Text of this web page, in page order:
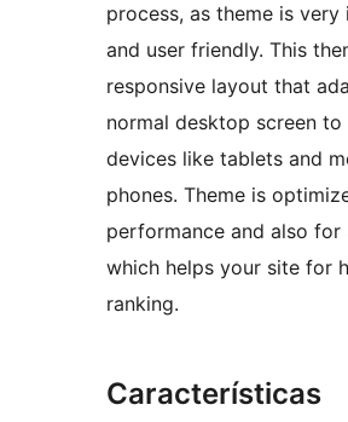
process, as theme is very
and user friendly. This
responsive layout that
normal desktop screen to
devices like tablets and
phones. Theme is
performance and also for
which helps your site for
ranking.
Características